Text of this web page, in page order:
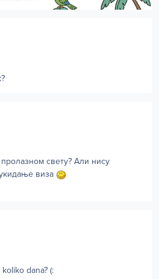
свету? Али нису
виза
dana? (: